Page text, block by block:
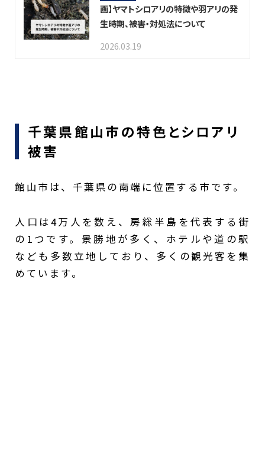
画】ヤマトシロアリの特徴や羽アリの発
生時期、被害・対処法について
2026.03.19
千葉県館山市の特色とシロアリ
被害
館山市は、千葉県の南端に位置する市です。
人口は4万人を数え、房総半島を代表する街
の1つです。景勝地が多く、ホテルや道の駅
なども多数立地しており、多くの観光客を集
めています。